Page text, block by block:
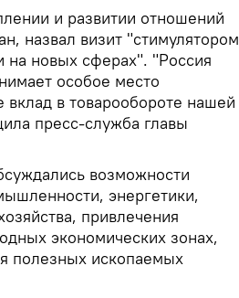
и развитии отношений
назвал визит "стимулятором
на новых сферах". "Россия
особое место
вклад в товарообороте нашей
пресс-служба главы
возможности
энергетики,
привлечения
экономических зонах,
полезных ископаемых